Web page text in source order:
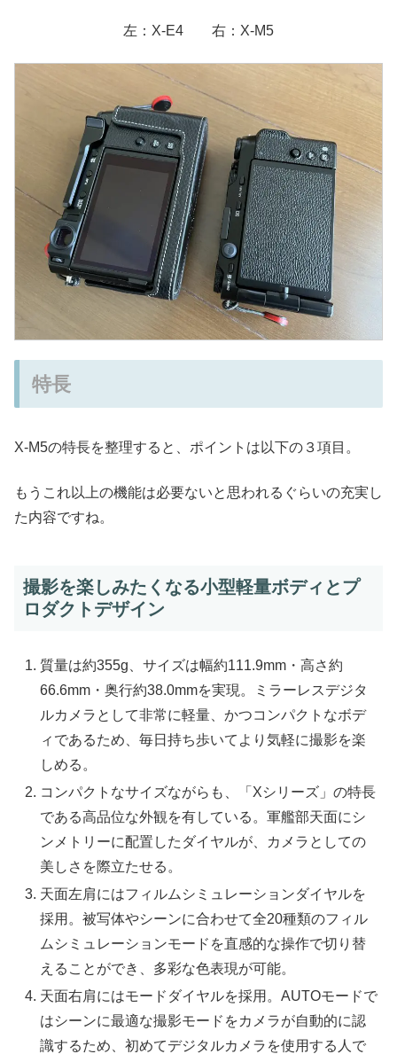
左：X-E4 右：X-M5
特長
X-M5の特長を整理すると、ポイントは以下の３項目。
もうこれ以上の機能は必要ないと思われるぐらいの充実し
た内容ですね。
撮影を楽しみたくなる小型軽量ボディとプ
ロダクトデザイン
質量は約355g、サイズは幅約111.9mm・高さ約
66.6mm・奥行約38.0mmを実現。ミラーレスデジタ
ルカメラとして非常に軽量、かつコンパクトなボデ
ィであるため、毎日持ち歩いてより気軽に撮影を楽
しめる。
コンパクトなサイズながらも、「Xシリーズ」の特長
である高品位な外観を有している。軍艦部天面にシ
ンメトリーに配置したダイヤルが、カメラとしての
美しさを際立たせる。
天面左肩にはフィルムシミュレーションダイヤルを
採用。被写体やシーンに合わせて全20種類のフィル
ムシミュレーションモードを直感的な操作で切り替
えることができ、多彩な色表現が可能。
天面右肩にはモードダイヤルを採用。AUTOモードで
はシーンに最適な撮影モードをカメラが自動的に認
識するため、初めてデジタルカメラを使用する人で